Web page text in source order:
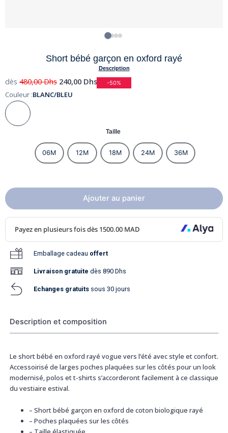
Short bébé garçon en oxford rayé
Description
dès 480,00Dhs 240,00 Dhs -50%
Couleur :BLANC/BLEU
Taille
06M 12M 18M 24M 36M
Ajouter au panier
Emballage cadeau offert
Livraison gratuite dès 890 Dhs
Echanges gratuits sous 30 jours
Description et composition
Le short bébé en oxford rayé vogue vers l’été avec style et confort.
Accessoirisé de larges poches plaquées sur les côtés pour un look
modernisé, polos et t-shirts s’accorderont facilement à ce classique
du vestiaire estival.
– Short bébé garçon en oxford de coton biologique rayé
– Poches plaquées sur les côtés